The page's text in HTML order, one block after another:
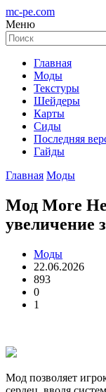
mc-pe.com
Меню
Главная
Моды
Текстуры
Шейдеры
Карты
Сиды
Последняя
Гайды
Главная Моды
Мод More
увеличение
Моды
22.06.2026
893
0
1
Мод позволяет